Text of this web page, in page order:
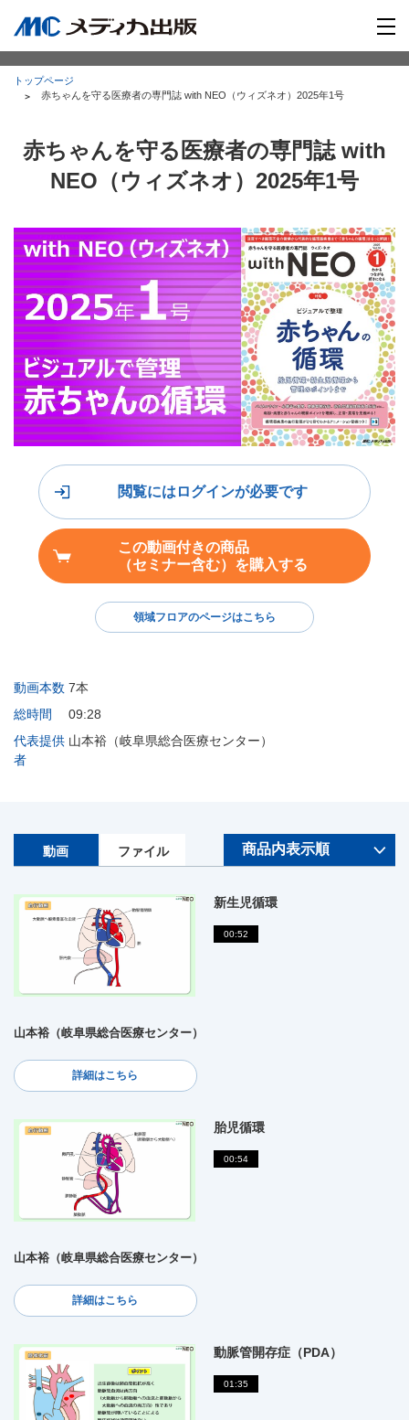
トップページ
赤ちゃんを守る医療者の専門誌 with NEO（ウィズネオ）2025年1号
赤ちゃんを守る医療者の専門誌 with
NEO（ウィズネオ）2025年1号
動画本数 7本
総時間
09:28
代表提供
者
山本裕（岐阜県総合医療センター）
閲覧にはログインが必要です
この動画付きの商品
（セミナー含む）を購入する
領域フロアのページはこちら
動画 ファイル
新生児循環
00:52
山本裕（岐阜県総合医療センター）
詳細はこちら
胎児循環
00:54
山本裕（岐阜県総合医療センター）
詳細はこちら
動脈管開存症（PDA）
01:35